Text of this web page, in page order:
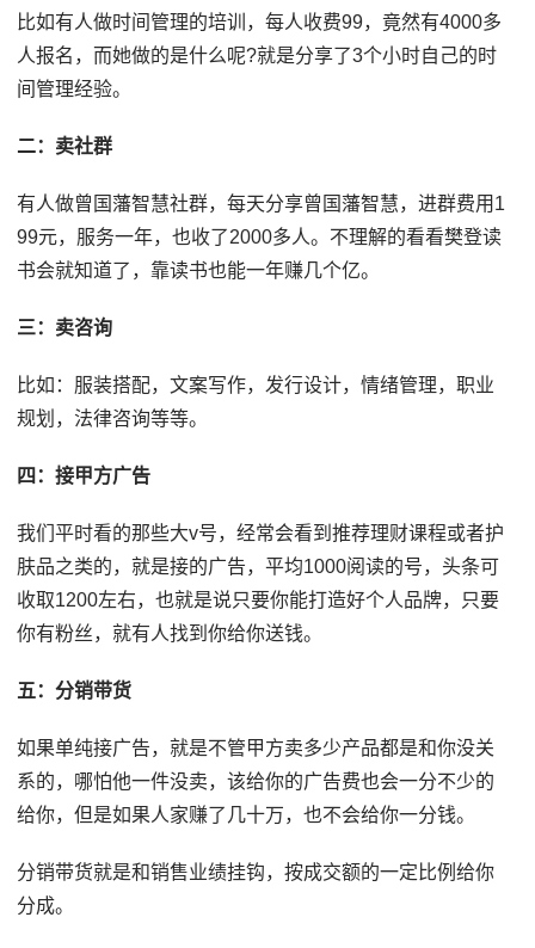
比如有人做时间管理的培训，每人收费99，竟然有4000多
人报名，而她做的是什么呢?就是分享了3个小时自己的时
间管理经验。
二：卖社群
有人做曾国藩智慧社群，每天分享曾国藩智慧，进群费用1
99元，服务一年，也收了2000多人。不理解的看看樊登读
书会就知道了，靠读书也能一年赚几个亿。
三：卖咨询
比如：服装搭配，文案写作，发行设计，情绪管理，职业
规划，法律咨询等等。
四：接甲方广告
我们平时看的那些大v号，经常会看到推荐理财课程或者护
肤品之类的，就是接的广告，平均1000阅读的号，头条可
收取1200左右，也就是说只要你能打造好个人品牌，只要
你有粉丝，就有人找到你给你送钱。
五：分销带货
如果单纯接广告，就是不管甲方卖多少产品都是和你没关
系的，哪怕他一件没卖，该给你的广告费也会一分不少的
给你，但是如果人家赚了几十万，也不会给你一分钱。
分销带货就是和销售业绩挂钩，按成交额的一定比例给你
分成。